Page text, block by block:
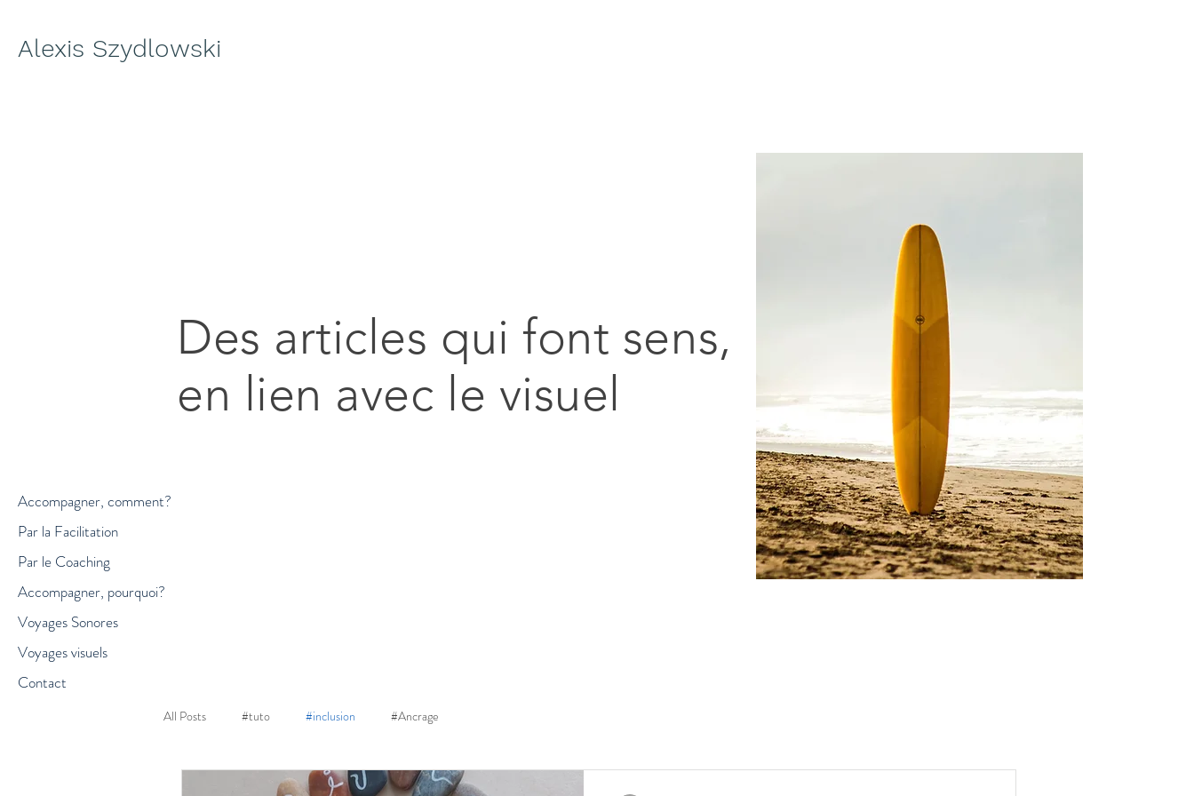
Alexis Szydlowski
Accompagner, comment?
Par la Facilitation
Par le Coaching
Accompagner, pourquoi?
Voyages Sonores
Voyages visuels
Contact
Des articles qui font sens,
en lien avec le visuel
All Posts #tuto #inclusion #Ancrage